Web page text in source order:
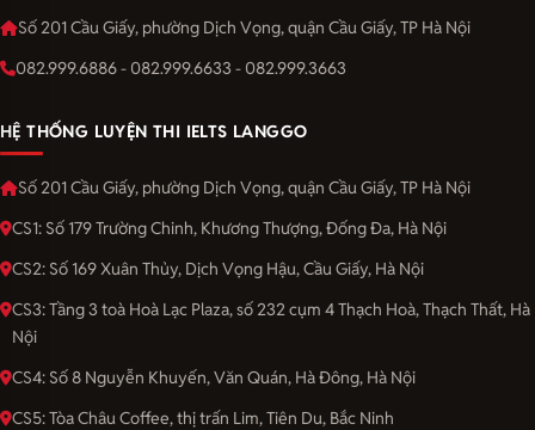
Số 201 Cầu Giấy, phường Dịch Vọng, quận Cầu Giấy, TP Hà Nội
082.999.6886 - 082.999.6633 - 082.999.3663
HỆ THỐNG LUYỆN THI IELTS LANGGO
Số 201 Cầu Giấy, phường Dịch Vọng, quận Cầu Giấy, TP Hà Nội
CS1: Số 179 Trường Chinh, Khương Thượng, Đống Đa, Hà Nội
CS2: Số 169 Xuân Thủy, Dịch Vọng Hậu, Cầu Giấy, Hà Nội
CS3: Tầng 3 toà Hoà Lạc Plaza, số 232 cụm 4 Thạch Hoà, Thạch Thất, Hà
Nội
CS4: Số 8 Nguyễn Khuyến, Văn Quán, Hà Đông, Hà Nội
CS5: Tòa Châu Coffee, thị trấn Lim, Tiên Du, Bắc Ninh